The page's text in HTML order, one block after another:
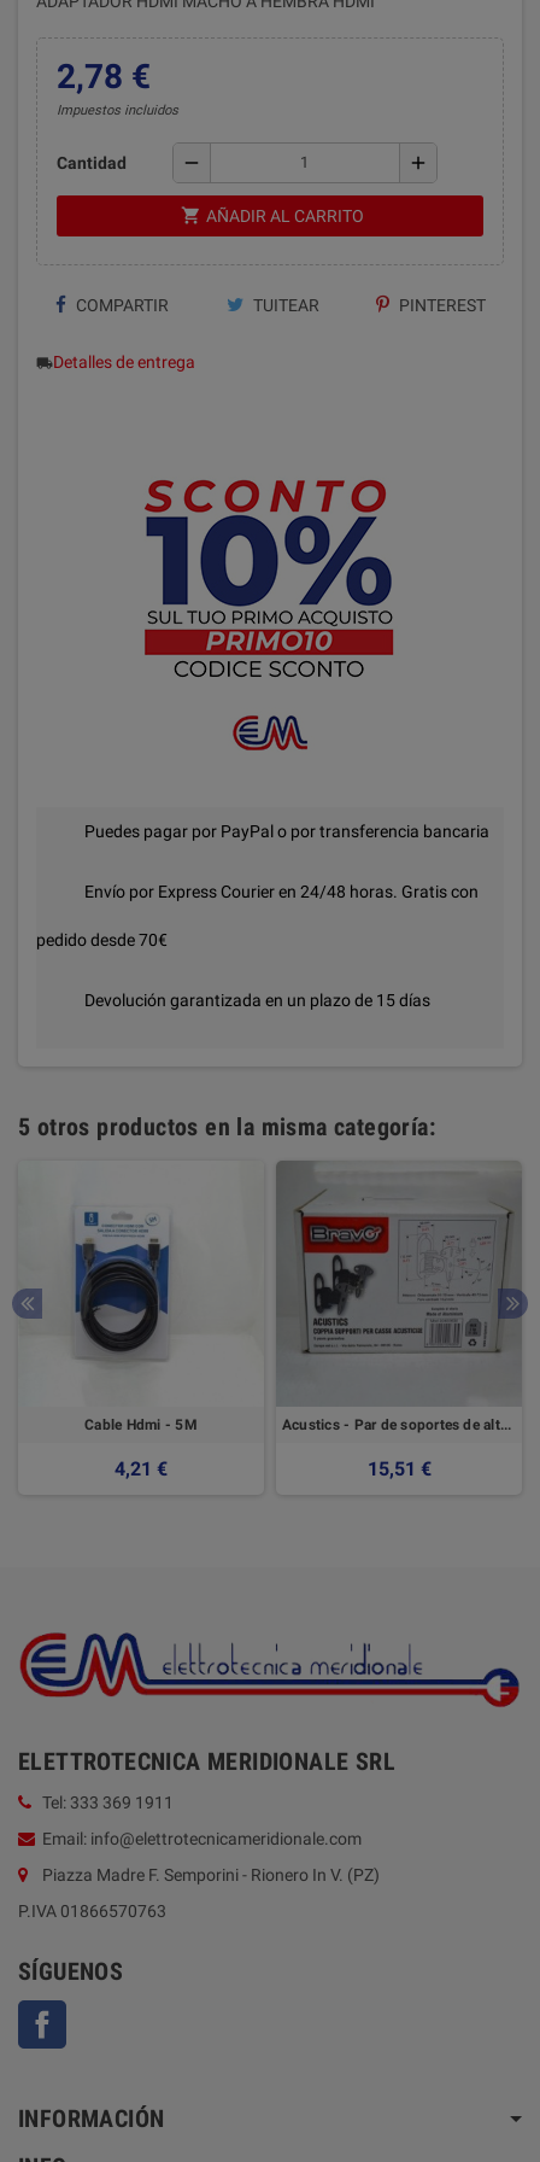
2,78 €
Impuestos incluidos
Cantidad remove add
shopping_cart AÑADIR AL CARRITO
COMPARTIR TUITEAR PINTEREST
local_shippingDetalles de entrega
Puedes pagar por PayPal o por transferencia bancaria
Envío por Express Courier en 24/48 horas. Gratis con
pedido desde 70€
Devolución garantizada en un plazo de 15 días
5 otros productos en la misma categoría:
Cable Hdmi - 5M
4,21 €
Acustics - Par de soportes de altavoces
15,51 €
ELETTROTECNICA MERIDIONALE SRL
Tel: 333 369 1911
Email: info@elettrotecnicameridionale.com
Piazza Madre F. Semporini - Rionero In V. (PZ)
P.IVA 01866570763
SÍGUENOS
INFORMACIÓN